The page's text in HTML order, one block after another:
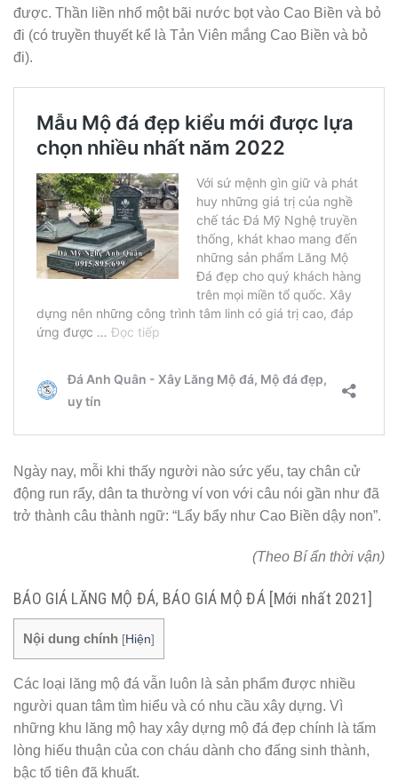
được. Thần liền nhổ một bãi nước bọt vào Cao Biền và bỏ
đi (có truyền thuyết kể là Tản Viên mắng Cao Biền và bỏ
đi).
Ngày nay, mỗi khi thấy người nào sức yếu, tay chân cử
động run rẩy, dân ta thường ví von với câu nói gần như đã
trở thành câu thành ngữ: “Lẩy bẩy như Cao Biền dậy non”.
(Theo Bí ẩn thời vận)
BÁO GIÁ LĂNG MỘ ĐÁ, BÁO GIÁ MỘ ĐÁ [Mới nhất 2021]
Nội dung chính [Hiện]
Các loại lăng mộ đá vẫn luôn là sản phẩm được nhiều
người quan tâm tìm hiểu và có nhu cầu xây dựng. Vì
những khu lăng mộ hay xây dựng mộ đá đẹp chính là tấm
lòng hiếu thuận của con cháu dành cho đấng sinh thành,
bậc tổ tiên đã khuất.